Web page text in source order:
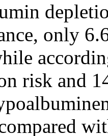
only
risk and